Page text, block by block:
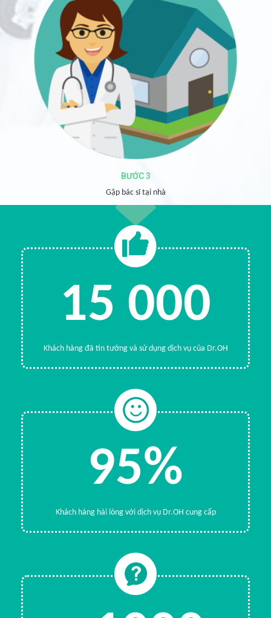
BƯỚC 3
Gặp bác sĩ tại nhà
15 000
Khách hàng đã tin tưởng và sử dụng dịch vụ của Dr.OH
95%
Khách hàng hài lòng với dịch vụ Dr.OH cung cấp